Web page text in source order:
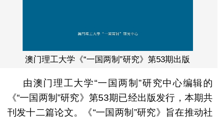
澳门理工大学《“一国两制”研究》第53期出版
由澳门理工大学“一国两制”研究中心编辑的
《“一国两制”研究》第53期已经出版发行，本期共
刊发十二篇论文。《“一国两制”研究》旨在推动社